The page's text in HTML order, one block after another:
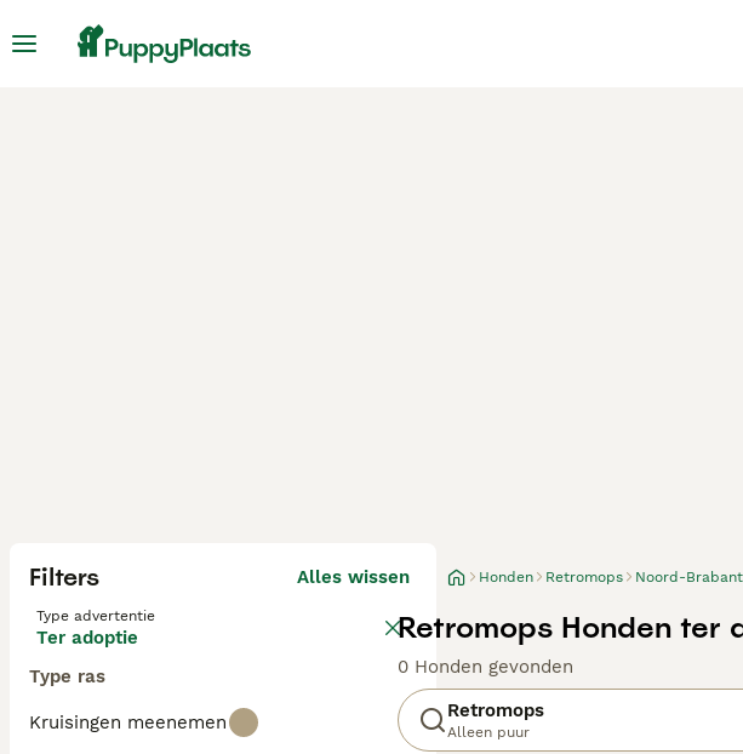
Filters Alles wissen
Type advertentie
Ter adoptie
Type ras
Kruisingen meenemen
Honden Retromops Noord-Brabant
Retromops Honden ter
0 Honden gevonden
Retromops
Alleen puur